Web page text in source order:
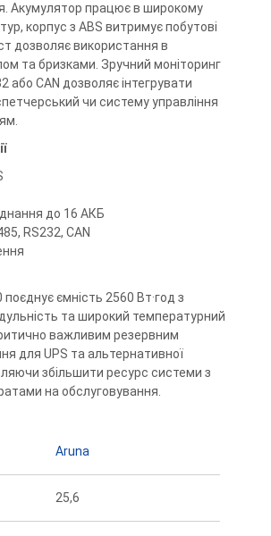
Акумулятор працює в широкому
корпус з ABS витримує побутові
дозволяє використання в
та бризками. Зручний моніторинг
або CAN дозволяє інтегрувати
чи систему управління
до 16 АКБ
RS232, CAN
ємність 2560 Вт·год з
та широкий температурний
важливим резервним
для UPS та альтернативної
збільшити ресурс системи з
на обслуговування.
Aruna
25,6